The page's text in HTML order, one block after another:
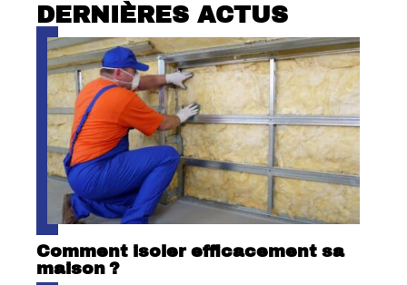
DERNIÈRES ACTUS
Comment isoler efficacement sa
maison ?